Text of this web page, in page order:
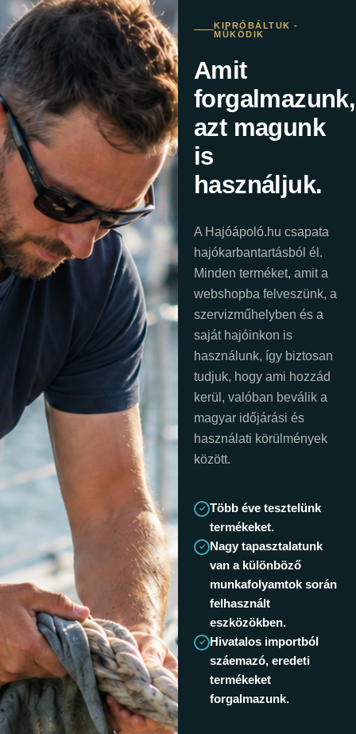
KIPRÓBÁLTUK -
MŰKÖDIK
Amit
forgalmazunk,
azt magunk
is
használjuk.
A Hajóápoló.hu csapata
hajókarbantartásból él.
Minden terméket, amit a
webshopba felveszünk, a
szervizműhelyben és a
saját hajóinkon is
használunk, így biztosan
tudjuk, hogy ami hozzád
kerül, valóban beválik a
magyar időjárási és
használati körülmények
között.
Több éve tesztelünk
termékeket.
Nagy tapasztalatunk
van a különböző
munkafolyamtok során
felhasznált
eszközökben.
Hivatalos importból
száemazó, eredeti
termékeket
forgalmazunk.